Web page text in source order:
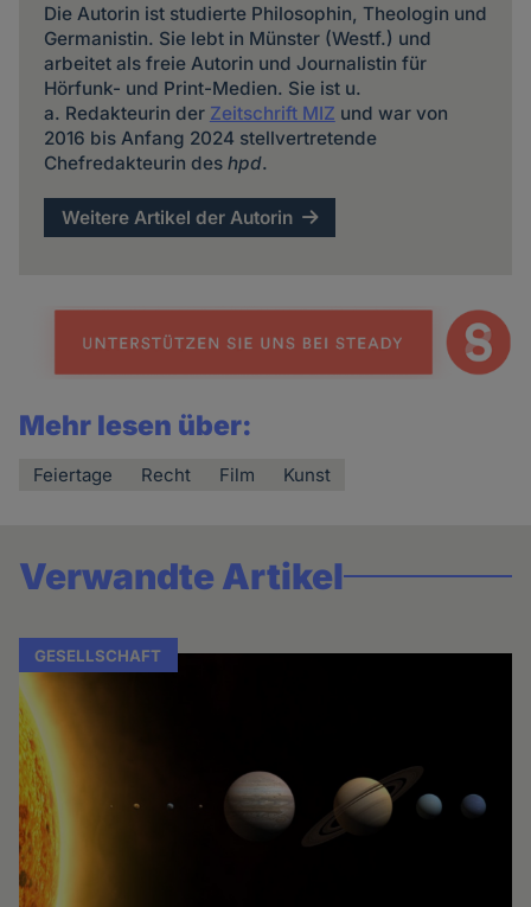
Die Autorin ist studierte Philosophin, Theologin und
Germanistin. Sie lebt in Münster (Westf.) und
arbeitet als freie Autorin und Journalistin für
Hörfunk- und Print-Medien. Sie ist u.
a. Redakteurin der Zeitschrift MIZ und war von
2016 bis Anfang 2024 stellvertretende
Chefredakteurin des hpd.
Weitere Artikel der Autorin
Mehr lesen über:
Feiertage Recht Film Kunst
Verwandte Artikel
GESELLSCHAFT